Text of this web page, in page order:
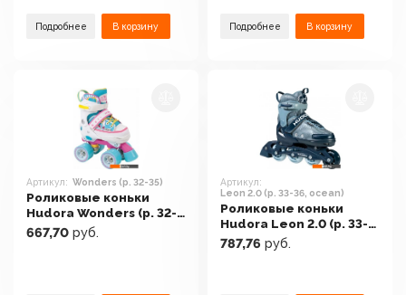
Подробнее В корзину Подробнее В корзину
Артикул: Wonders (р. 32-35)
Роликовые коньки
Hudora Wonders (р. 32-
35)
667,70 руб.
Артикул:
Leon 2.0 (р. 33-36, ocean)
Роликовые коньки
Hudora Leon 2.0 (р. 33-
36, ocean)
787,76 руб.